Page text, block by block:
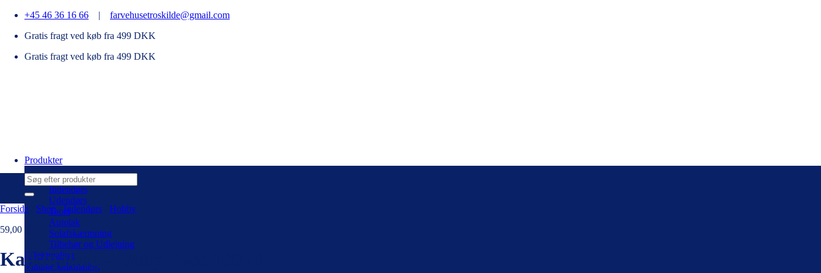
Fortsæt
indhold
+45 46 36 16 66 | farvehusetroskilde@gmail.com
Gratis fragt ved køb fra 499 DKK
Gratis fragt ved køb fra 499 DKK
Produkter
Indendørs
Udendørs
Tapet
Autolak
Solafskærmning
Tilbehør og Udlejning
Effektmaling
Vintage kalkmaling
Søg
efter:
Forside
Shop / Indendørs
Hobby
59,00
Kalkmaling – Baby Rose 100ml